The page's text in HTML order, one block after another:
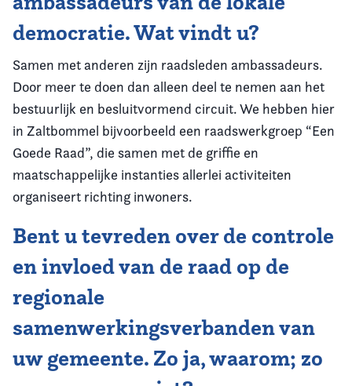
democratie. Wat vindt u?
Samen met anderen zijn raadsleden ambassadeurs.
Door meer te doen dan alleen deel te nemen aan het
bestuurlijk en besluitvormend circuit. We hebben hier
in Zaltbommel bijvoorbeeld een raadswerkgroep “Een
Goede Raad”, die samen met de griffie en
maatschappelijke instanties allerlei activiteiten
organiseert richting inwoners.
Bent u tevreden over de controle
en invloed van de raad op de
regionale
samenwerkingsverbanden van
uw gemeente. Zo ja, waarom; zo